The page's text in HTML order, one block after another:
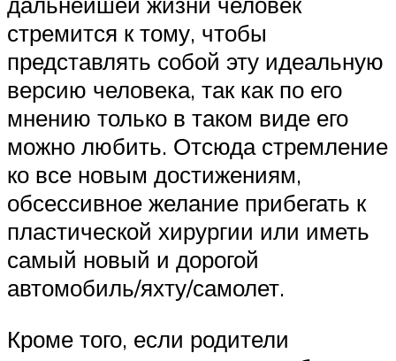
стремится к тому, чтобы
представлять собой эту идеальную
версию человека, так как по его
мнению только в таком виде его
можно любить. Отсюда стремление
ко все новым достижениям,
обсессивное желание прибегать к
пластической хирургии или иметь
самый новый и дорогой
автомобиль/яхту/самолет.
Кроме того, если родители